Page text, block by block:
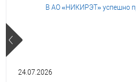
24.07.2026